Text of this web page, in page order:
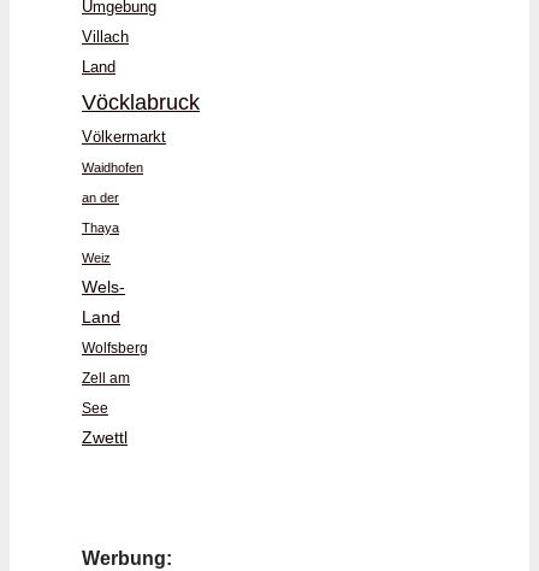
Umgebung
Villach
Land
Vöcklabruck
Völkermarkt
Waidhofen
an der
Thaya
Weiz
Wels-
Land
Wolfsberg
Zell am
See
Zwettl
Werbung: